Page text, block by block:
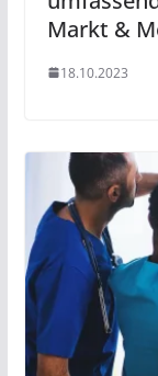
Markt &
18.10.2023